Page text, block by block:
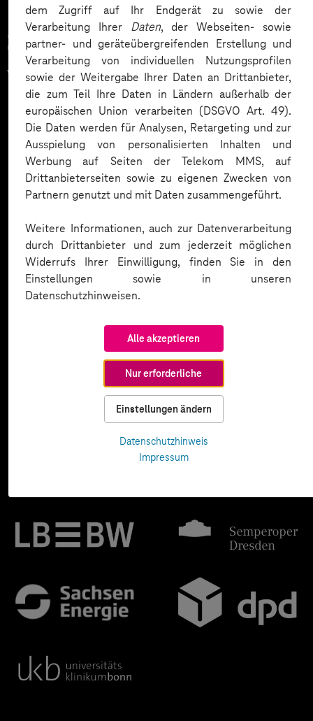
dem Zugriff auf Ihr Endgerät zu sowie der
Verarbeitung Ihrer Daten, der Webseiten- sowie
partner- und geräteübergreifenden Erstellung und
Verarbeitung von individuellen Nutzungsprofilen
sowie der Weitergabe Ihrer Daten an Drittanbieter,
die zum Teil Ihre Daten in Ländern außerhalb der
europäischen Union verarbeiten (DSGVO Art. 49).
Die Daten werden für Analysen, Retargeting und zur
Ausspielung von personalisierten Inhalten und
Werbung auf Seiten der Telekom MMS, auf
Drittanbieterseiten sowie zu eigenen Zwecken von
Partnern genutzt und mit Daten zusammengeführt.
Weitere Informationen, auch zur Datenverarbeitung
durch Drittanbieter und zum jederzeit möglichen
Widerrufs Ihrer Einwilligung, finden Sie in den
Einstellungen sowie in unseren
Datenschutzhinweisen.
Alle akzeptieren
Nur erforderliche
Einstellungen ändern
Datenschutzhinweis
Impressum
Zahlreiche Unternehmen
vertrauen auf unsere
Expertise. Hier eine Auswahl: